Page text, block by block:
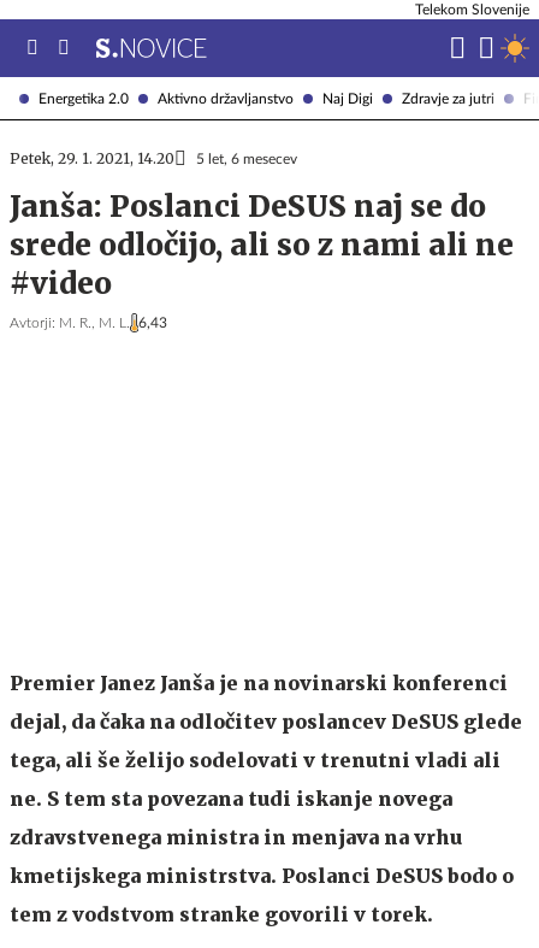
Energetika 2.0 Aktivno državljanstvo Naj Digi Zdravje za jutri
Telekom Slovenije
Petek, 29. 1. 2021, 14.20 5 let, 6 mesecev
Janša: Poslanci DeSUS naj se do
srede odločijo, ali so z nami ali ne
#video
Avtorji: M. R., M. L. 6,43
Premier Janez Janša je na novinarski konferenci
dejal, da čaka na odločitev poslancev DeSUS glede
tega, ali še želijo sodelovati v trenutni vladi ali
ne. S tem sta povezana tudi iskanje novega
zdravstvenega ministra in menjava na vrhu
kmetijskega ministrstva. Poslanci DeSUS bodo o
tem z vodstvom stranke govorili v torek.